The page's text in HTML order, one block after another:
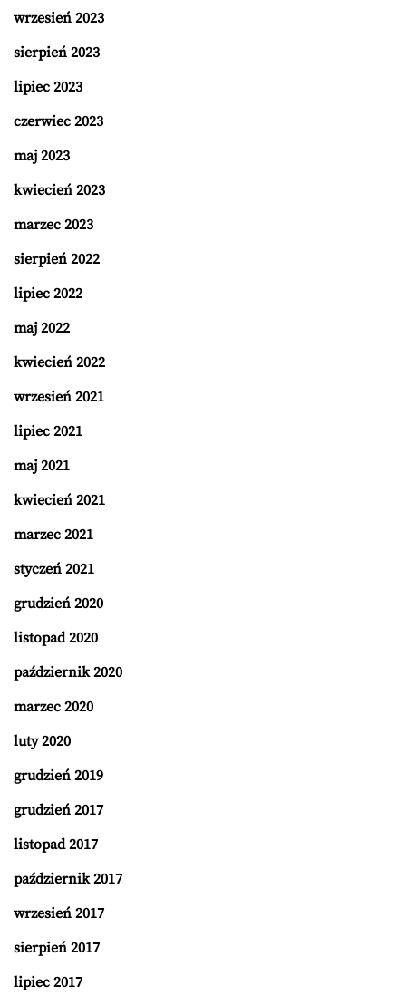
wrzesień 2023
sierpień 2023
lipiec 2023
czerwiec 2023
maj 2023
kwiecień 2023
marzec 2023
sierpień 2022
lipiec 2022
maj 2022
kwiecień 2022
wrzesień 2021
lipiec 2021
maj 2021
kwiecień 2021
marzec 2021
styczeń 2021
grudzień 2020
listopad 2020
październik 2020
marzec 2020
luty 2020
grudzień 2019
grudzień 2017
listopad 2017
październik 2017
wrzesień 2017
sierpień 2017
lipiec 2017